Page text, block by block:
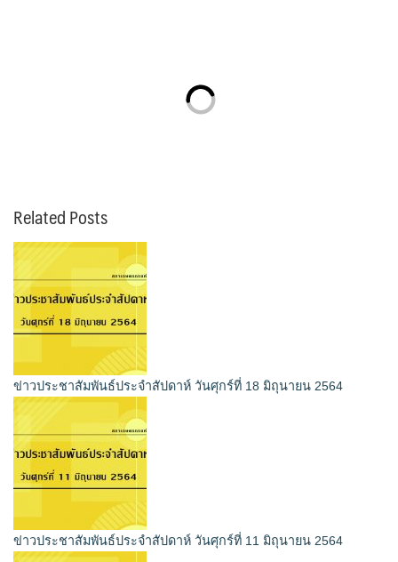
Related Posts
ข่าวประชาสัมพันธ์ประจำสัปดาห์ วันศุกร์ที่ 18 มิถุนายน 2564
ข่าวประชาสัมพันธ์ประจำสัปดาห์ วันศุกร์ที่ 11 มิถุนายน 2564